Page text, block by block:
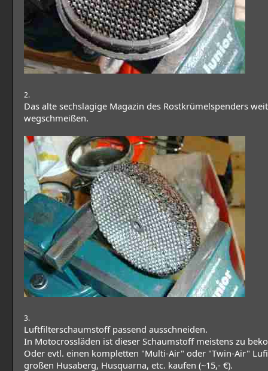
2.
Das alte sechslagige Magazin des Rostkrümelspenders weit
wegschmeißen.
3.
Luftfilterschaumstoff passend ausschneiden.
In Motocrossläden ist dieser Schaumstoff meistens zu
Oder evtl. einen kompletten "Multi-Air" oder "Twin-Air"
großen Husaberg, Husquarna, etc. kaufen (~15,- €).